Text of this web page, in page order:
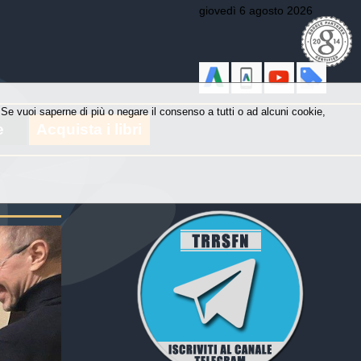
giovedì 6 agosto 2026
Acquista i libri
vuoi saperne di più o negare il consenso a tutti o ad alcuni cookie,